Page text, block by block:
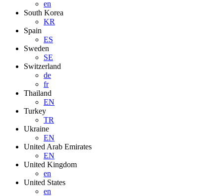
en
South Korea
KR
Spain
ES
Sweden
SE
Switzerland
de
fr
Thailand
EN
Turkey
TR
Ukraine
EN
United Arab Emirates
EN
United Kingdom
en
United States
en